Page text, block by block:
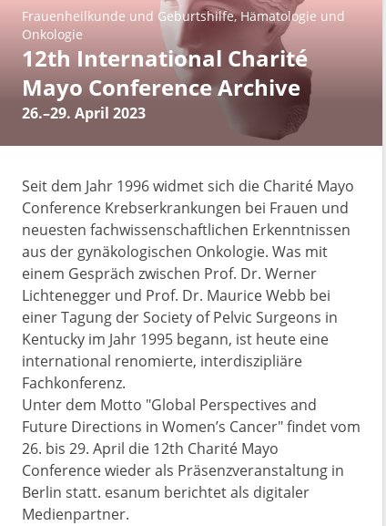
Frauenheilkunde und Geburtshilfe Hämatologie und
Onkologie
12th International Charité
Mayo Conference Archive
26.–29. April 2023
Seit dem Jahr 1996 widmet sich die Charité Mayo
Conference Krebserkrankungen bei Frauen und
neuesten fachwissenschaftlichen Erkenntnissen
aus der gynäkologischen Onkologie. Was mit
einem Gespräch zwischen Prof. Dr. Werner
Lichtenegger und Prof. Dr. Maurice Webb bei
einer Tagung der Society of Pelvic Surgeons in
Kentucky im Jahr 1995 begann, ist heute eine
international renomierte, interdiszipliäre
Fachkonferenz.
Unter dem Motto "Global Perspectives and
Future Directions in Women’s Cancer" findet vom
26. bis 29. April die 12th Charité Mayo
Conference wieder als Präsenzveranstaltung in
Berlin statt. esanum berichtet als digitaler
Medienpartner.